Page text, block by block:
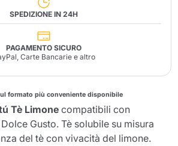
SPEDIZIONE IN 24H
PAGAMENTO SICURO
Carte Bancarie e altro
formato più conveniente disponibile
Tè Limonecompatibili con
Gusto. Tè solubile su misura
del tè con vivacità del limone.